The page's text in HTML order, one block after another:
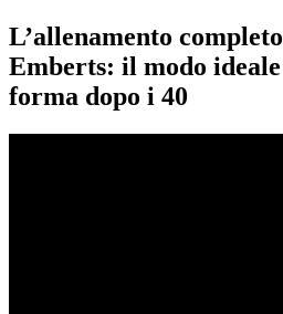
L’allenamento
Emberts: il modo
forma dopo i 40